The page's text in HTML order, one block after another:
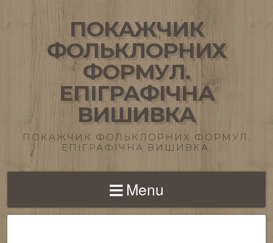
ПОКАЖЧИК
ФОЛЬКЛОРНИХ
ФОРМУЛ.
ЕПІГРАФІЧНА
ВИШИВКА
ПОКАЖЧИК ФОЛЬКЛОРНИХ ФОРМУЛ.
ЕПІГРАФІЧНА ВИШИВКА.
Menu